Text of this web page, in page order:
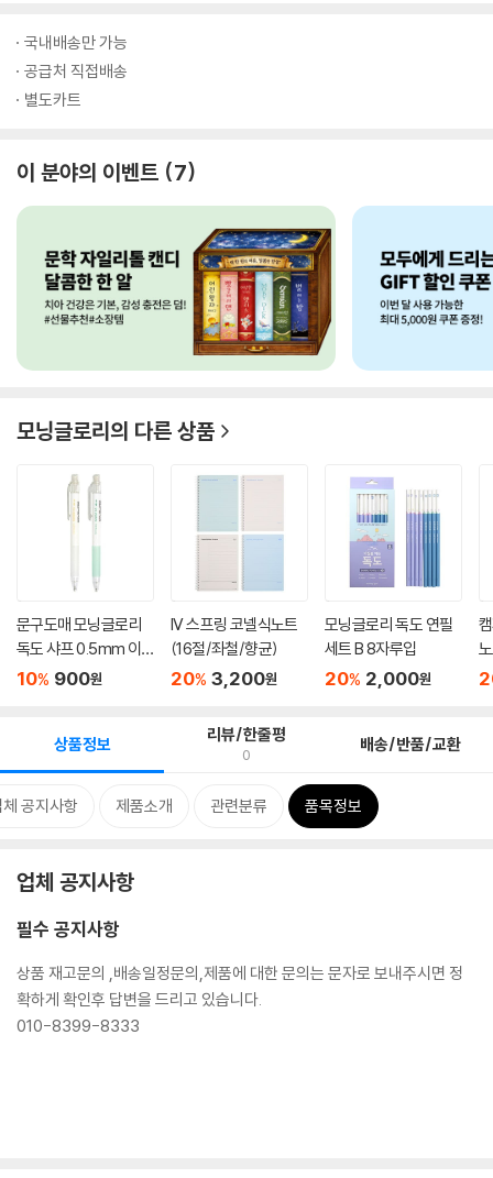
국내배송만 가능
공급처 직접배송
별도카트
이 분야의 이벤트 7
모닝글로리의 다른 상품
문구도매 모닝글로리
독도 샤프 0.5mm 이
니셜각...
10% 900원
IV 스프링 코넬식노트
(16절/좌철/향균)
20% 3,200원
모닝글로리 독도 연필
세트 B 8자루입
20% 2,000원
상품정보 리뷰/한줄평
0 배송/반품/교환
공지사항 제품소개 관련분류 품목정보
업체 공지사항
필수 공지사항
상품 재고문의 ,배송일정문의,제품에 대한 문의는 문자로 보내주시면 정
확하게 확인후 답변을 드리고 있습니다.
010-8399-8333